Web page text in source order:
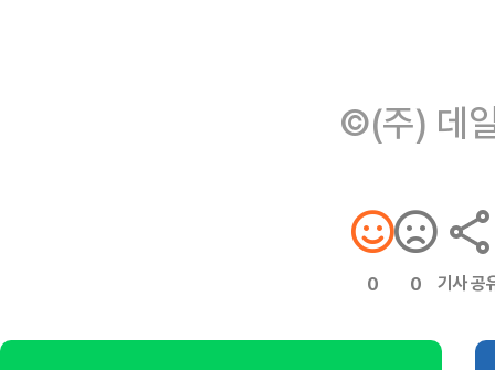
©(주) 데
0 0 기사 공